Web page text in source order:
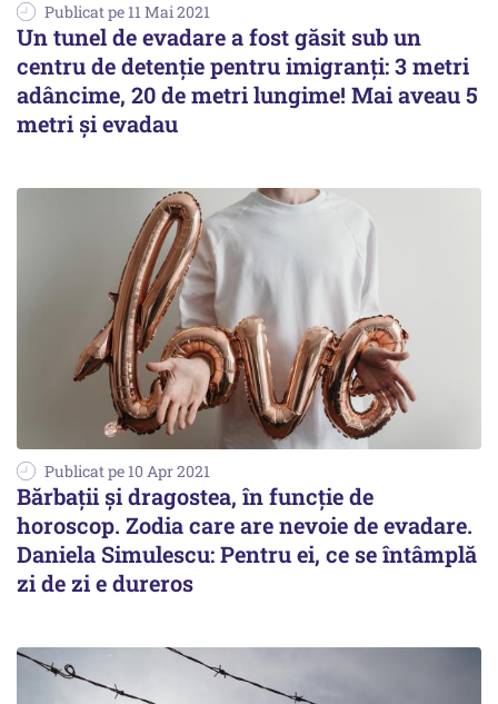
Publicat pe 11 Mai 2021
Un tunel de evadare a fost găsit sub un
centru de detenție pentru imigranți: 3 metri
adâncime, 20 de metri lungime! Mai aveau 5
metri și evadau
Publicat pe 10 Apr 2021
Bărbaţii şi dragostea, în funcţie de
horoscop. Zodia care are nevoie de evadare.
Daniela Simulescu: Pentru ei, ce se întâmplă
zi de zi e dureros